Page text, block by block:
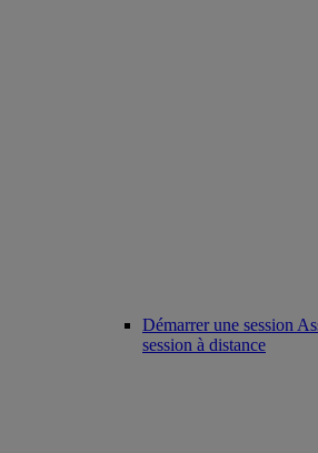
Démarrer une session
session à distance